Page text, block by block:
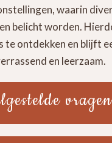
waarin
belicht worden.
te ontdekken en blijft
en leerzaam.
vragen